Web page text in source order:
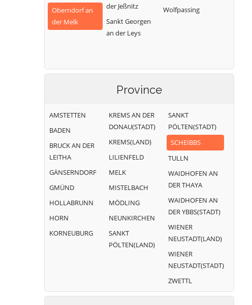
Oberndorf an
der Melk
der Jeßnitz
Sankt Georgen
an der Leys
Wolfpassing
Province
AMSTETTEN
BADEN
BRUCK AN DER
LEITHA
GÄNSERNDORF
GMÜND
HOLLABRUNN
HORN
KORNEUBURG
KREMS AN DER
DONAU(STADT)
KREMS(LAND)
LILIENFELD
MELK
MISTELBACH
MÖDLING
NEUNKIRCHEN
SANKT
PÖLTEN(LAND)
SANKT
PÖLTEN(STADT)
SCHEIBBS
TULLN
WAIDHOFEN AN
DER THAYA
WAIDHOFEN AN
DER YBBS(STADT)
WIENER
NEUSTADT(LAND)
WIENER
NEUSTADT(STADT)
ZWETTL